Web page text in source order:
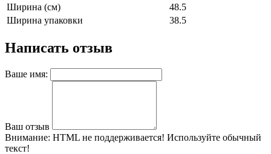
Ширина (см)
48.5
Ширина упаковки
38.5
Написать отзыв
Ваше имя:
Ваш отзыв
Внимание: HTML не поддерживается! Используйте обычный
текст!